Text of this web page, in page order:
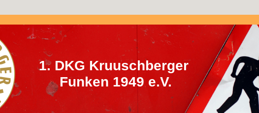
1. DKG Kruuschberger
Funken 1949 e.V.